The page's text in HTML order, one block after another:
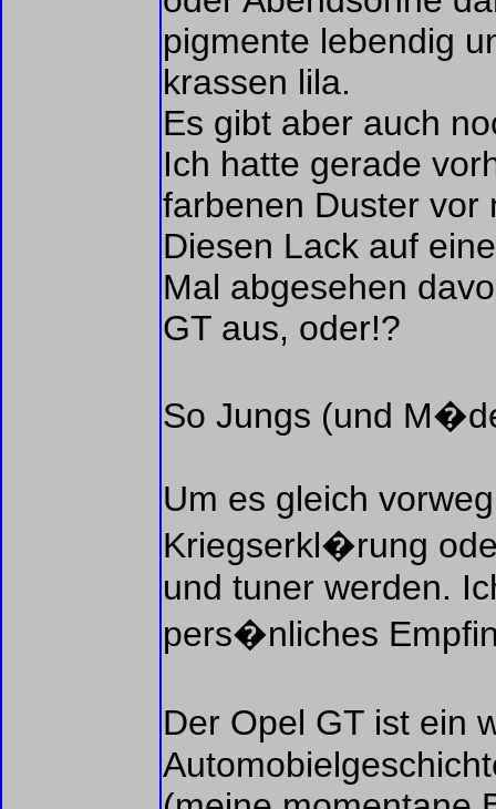
pigmente lebendig
krassen lila.
Es gibt aber auch
Ich hatte gerade
farbenen Duster vor
Diesen Lack auf
Mal abgesehen
GT aus, oder!?
So Jungs (und
Um es gleich
Kriegserkl�rung
und tuner werden.
pers�nliches
Der Opel GT ist